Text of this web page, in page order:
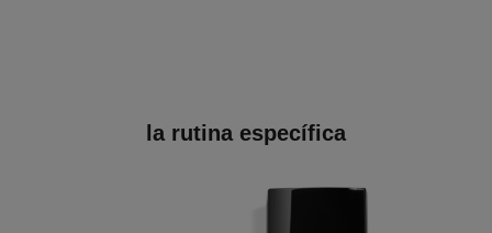
la rutina específica